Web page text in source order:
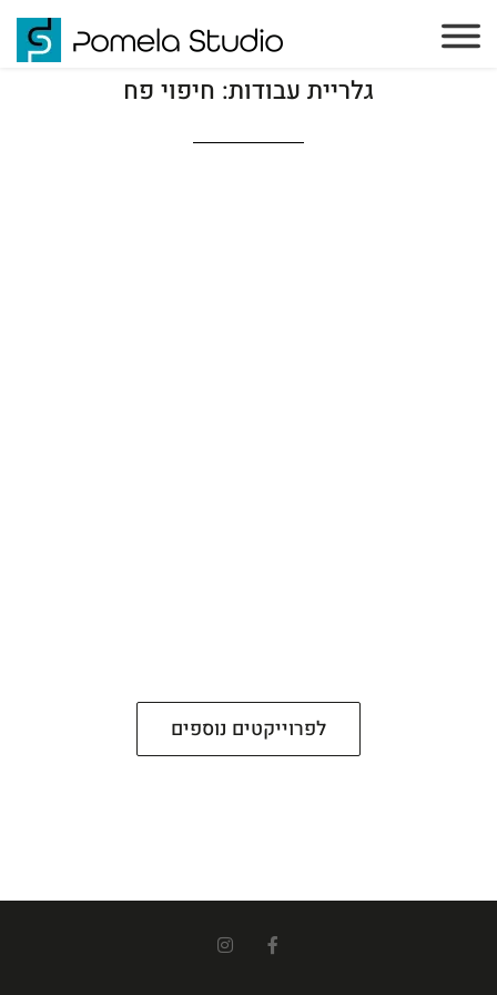
גלריית עבודות: חיפוי פח
לפרוייקטים נוספים